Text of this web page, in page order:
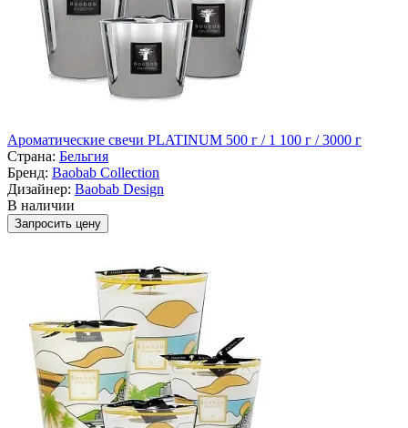
Ароматические свечи PLATINUM 500 г / 1 100 г / 3000 г
Страна: Бельгия
Бренд: Baobab Collection
Дизайнер: Baobab Design
В наличии
Запросить цену